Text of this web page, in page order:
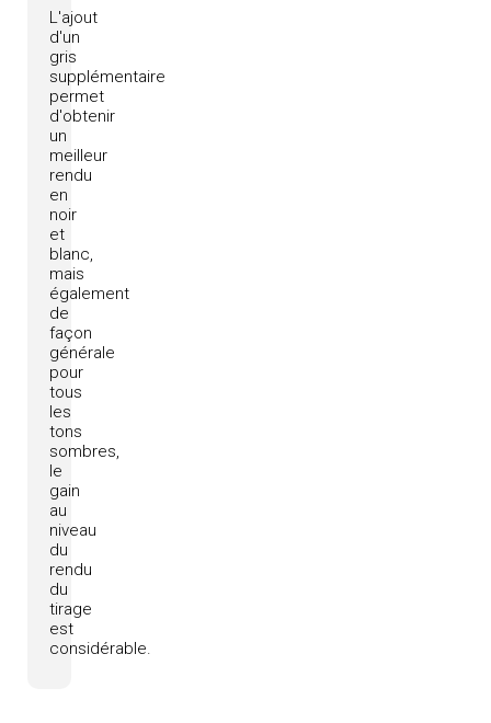
L'ajout
d'un
gris
supplémentaire
permet
d'obtenir
un
meilleur
rendu
en
noir
et
blanc,
mais
également
de
façon
générale
pour
tous
les
tons
sombres,
le
gain
au
niveau
du
rendu
du
tirage
est
considérable.